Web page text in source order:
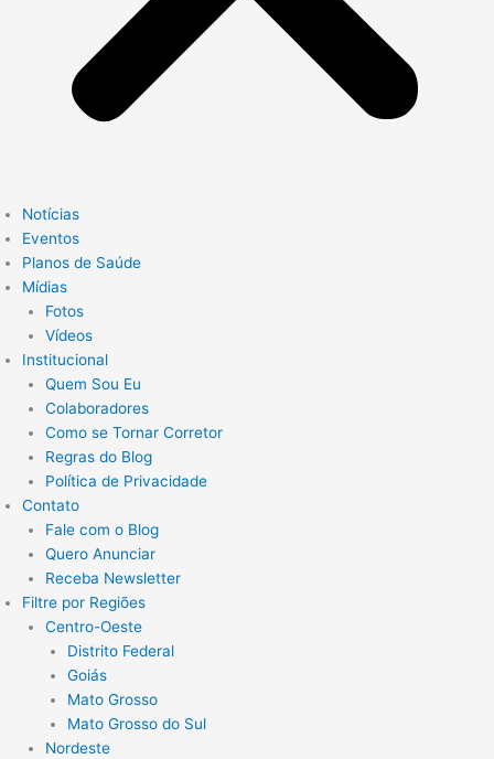
Notícias
Eventos
Planos de Saúde
Mídias
Fotos
Vídeos
Institucional
Quem Sou Eu
Colaboradores
Como se Tornar Corretor
Regras do Blog
Política de Privacidade
Contato
Fale com o Blog
Quero Anunciar
Receba Newsletter
Filtre por Regiões
Centro-Oeste
Distrito Federal
Goiás
Mato Grosso
Mato Grosso do Sul
Nordeste